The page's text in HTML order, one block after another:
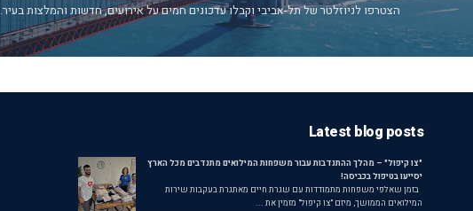
הצטרפו לניוזלטר של תל-אביבי וקבלו עדכונים חמים על אירועים, חדשות והמלצות בעיר.
Latest blog posts
"צו קיפול" – מהלך ההתנדבות עבור משפחות המילואים מתנדבים מכל הארץ
יסייעו בטיפול בכביסה!
בזמן שאלפי משפחות מתמודדות עם שגרת חיים מאתגרת בעקבות שירות
המילואים הממושך, מיזם "צו קיפול" מזמין את ...